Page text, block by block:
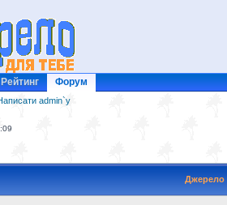
Рейтинг Форум
admin`у
Джерело